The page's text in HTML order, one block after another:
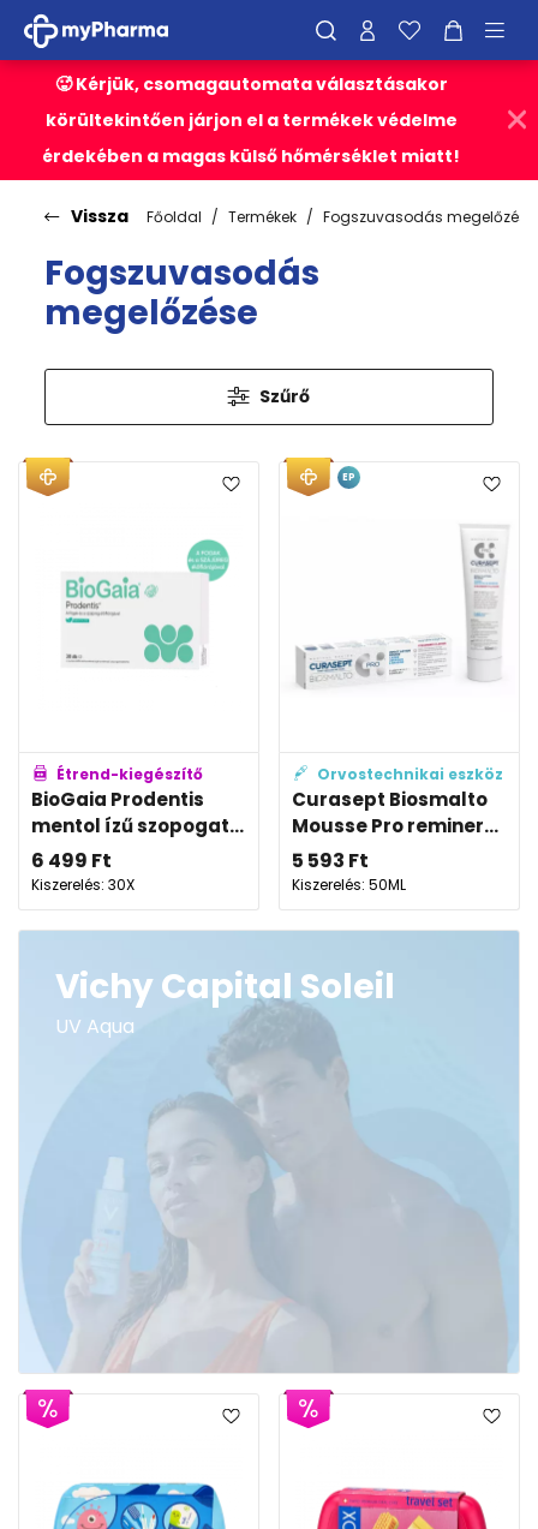
🥵 Kérjük, csomagautomata választásakor
körültekintően járjon el a termékek védelme
érdekében a magas külső hőmérséklet miatt!
Vissza Főoldal Termékek Fogszuvasodás megelőzése
Fogszuvasodás
megelőzése
Szűrő
Étrend-kiegészítő
BioGaia Prodentis
mentol ízű szopogat...
6 499 Ft
Kiszerelés: 30X
Orvostechnikai eszköz
Curasept Biosmalto
Mousse Pro reminer...
5 593 Ft
Kiszerelés: 50ML
EP
Vichy Capital Soleil
UV Aqua